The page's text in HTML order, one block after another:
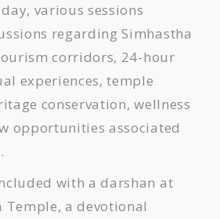
various sessions
regarding Simhastha
corridors, 24-hour
experiences, temple
conservation, wellness
opportunities associated
with a darshan at
Temple, a devotional